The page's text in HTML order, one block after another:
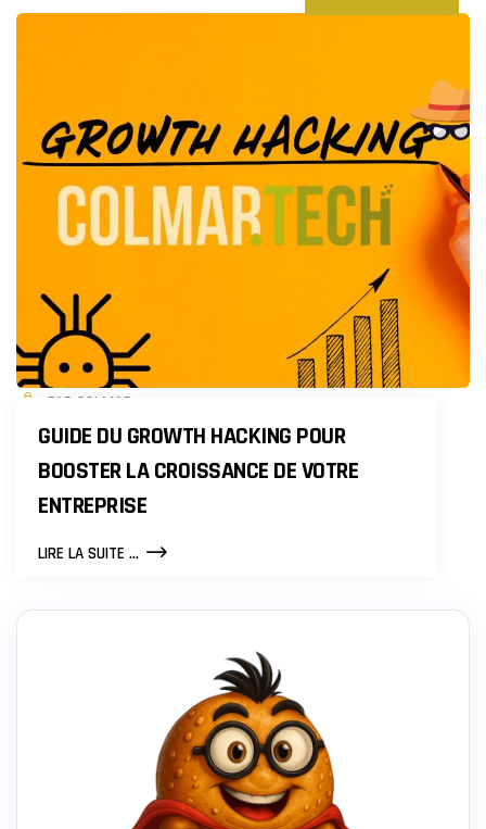
PAR COLMAR
GUIDE DU GROWTH HACKING POUR
BOOSTER LA CROISSANCE DE VOTRE
ENTREPRISE
LIRE LA SUITE ...GUIDE
HACKING
CROISSANCE
VOTRE
ENTREPRISE